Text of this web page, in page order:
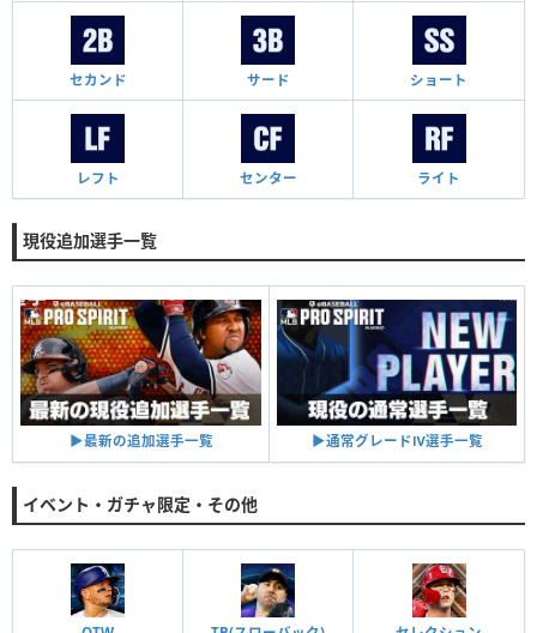
セカンド サード ショート
レフト センター ライト
現役追加選手一覧
▶︎最新の追加選手一覧 ▶︎通常グレードⅣ選手一覧
イベント・ガチャ限定・その他